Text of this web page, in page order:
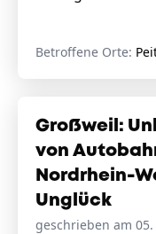
Betroffene Orte:
Großweil:
von
Nordrhein-
Unglück
geschrieben am